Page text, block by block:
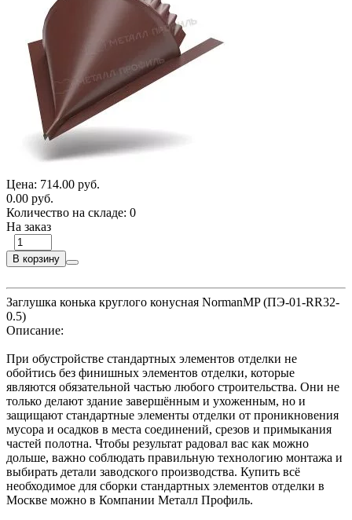
Цена: 714.00 руб.
0.00 руб.
Количество на складе: 0
На заказ
В корзину
Заглушка конька круглого конусная NormanMP (ПЭ-01-RR32-
0.5)
Описание:
При обустройстве стандартных элементов отделки не
обойтись без финишных элементов отделки, которые
являются обязательной частью любого строительства. Они не
только делают здание завершённым и ухоженным, но и
защищают стандартные элементы отделки от проникновения
мусора и осадков в места соединений, срезов и примыкания
частей полотна. Чтобы результат радовал вас как можно
дольше, важно соблюдать правильную технологию монтажа и
выбирать детали заводского производства. Купить всё
необходимое для сборки стандартных элементов отделки в
Москве можно в Компании Металл Профиль.